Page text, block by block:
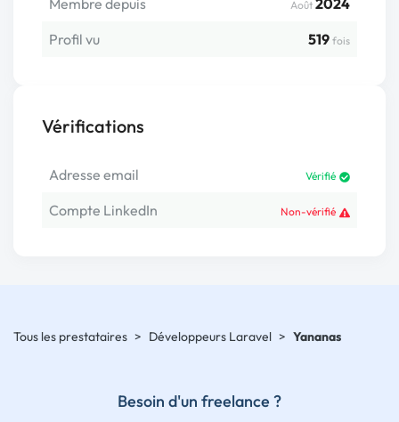
Membre depuis Août 2024
Profil vu
519 fois
Vérifications
Adresse email Vérifié
Compte LinkedIn Non-vérifié
Tous les prestataires > Développeurs Laravel > Yananas
Besoin d'un freelance ?